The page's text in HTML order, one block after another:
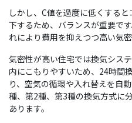
しかし、C値を過度に低くする
下するため、バランスが重要で
れにより費用を抑えつつ高い気
気密性が高い住宅では換気シス
内にこもりやすいため、24時間
り、空気の循環や入れ替えを自
種、第2種、第3種の換気方式に
あります。